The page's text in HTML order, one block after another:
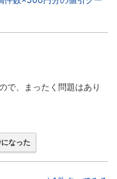
で、まったく問題はあり
なった